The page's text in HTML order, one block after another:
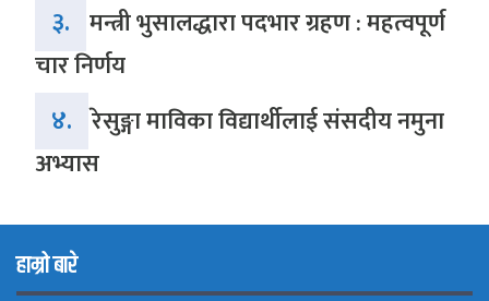
३. मन्त्री भुसालद्धारा पदभार ग्रहण : महत्वपूर्ण
चार निर्णय
४. रेसुङ्गा माविका विद्यार्थीलाई संसदीय नमुना
अभ्यास
हाम्रो बारे